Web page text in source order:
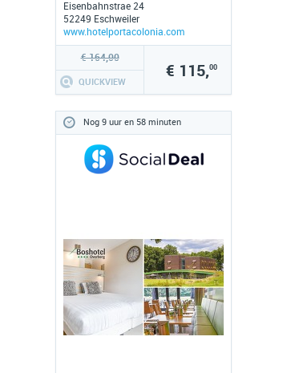
Eisenbahnstrae 24
52249 Eschweiler
www.hotelportacolonia.com
€ 164,00
QUICKVIEW
€ 115,00
Nog 9 uur en 58 minuten